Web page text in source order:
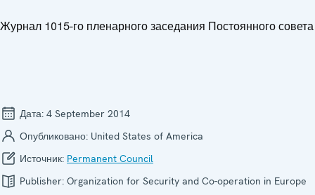
Журнал 1015-го пленарного заседания Постоянного совета
Дата: 4 September 2014
Опубликовано: United States of America
Источник: Permanent Council
Publisher: Organization for Security and Co-operation in Europe